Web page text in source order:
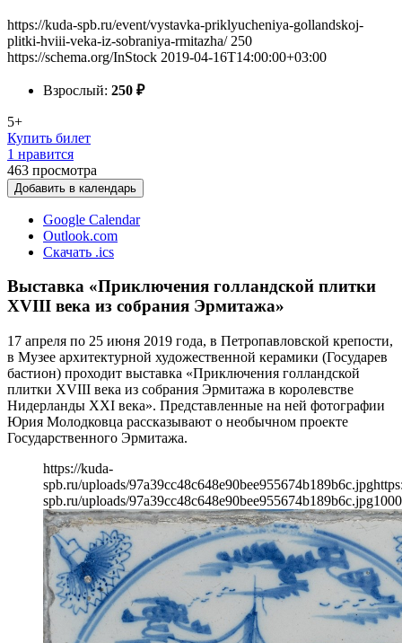
https://kuda-spb.ru/event/vystavka-priklyucheniya-gollandskoj-
plitki-hviii-veka-iz-sobraniya-rmitazha/ 250
https://schema.org/InStock 2019-04-16T14:00:00+03:00
Взрослый: 250 ₽
5+
Купить билет
1 нравится
463 просмотра
Добавить в календарь
Google Calendar
Outlook.com
Скачать .ics
Выставка «Приключения голландской плитки
XVIII века из собрания Эрмитажа»
17 апреля по 25 июня 2019 года, в Петропавловской крепости,
в Музее архитектурной художественной керамики (Государев
бастион) проходит выставка «Приключения голландской
плитки XVIII века из собрания Эрмитажа в королевстве
Нидерланды XXI века». Представленные на ней фотографии
Юрия Молодковца рассказывают о необычном проекте
Государственного Эрмитажа.
https://kuda-
spb.ru/uploads/97a39cc48c648e90bee955674b189b6c.jpg
spb.ru/uploads/97a39cc48c648e90bee955674b189b6c.jpg1000